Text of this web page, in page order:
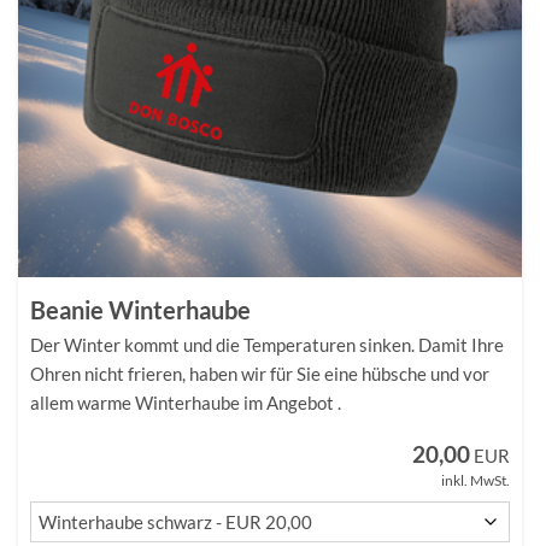
Beanie Winterhaube
Der Winter kommt und die Temperaturen sinken. Damit Ihre
Ohren nicht frieren, haben wir für Sie eine hübsche und vor
allem warme Winterhaube im Angebot .
20,00 EUR
inkl. MwSt.